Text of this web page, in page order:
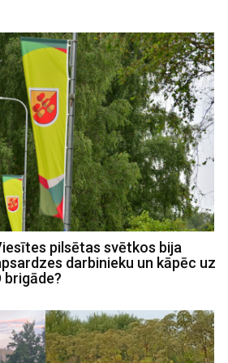
pilsētas svētkos bija
darbinieku un kāpēc uz
brigāde?